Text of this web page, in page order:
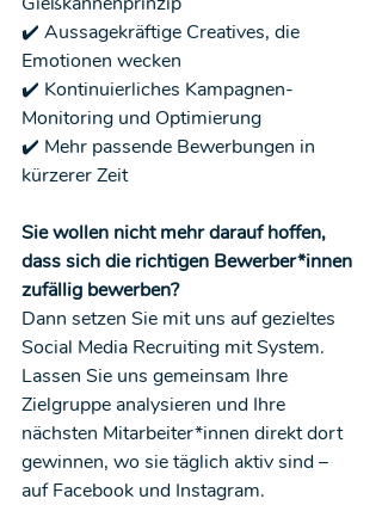
✔️ Aussagekräftige Creatives, die
Emotionen wecken
✔️ Kontinuierliches Kampagnen-
Monitoring und Optimierung
✔️ Mehr passende Bewerbungen in
kürzerer Zeit
Sie wollen nicht mehr darauf hoffen,
dass sich die richtigen Bewerber*innen
zufällig bewerben?
Dann setzen Sie mit uns auf gezieltes
Social Media Recruiting mit System.
Lassen Sie uns gemeinsam Ihre
Zielgruppe analysieren und Ihre
nächsten Mitarbeiter*innen direkt dort
gewinnen, wo sie täglich aktiv sind –
auf Facebook und Instagram.